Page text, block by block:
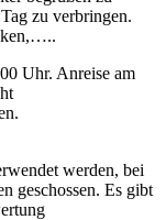
zu verbringen.
Uhr. Anreise am
werden, bei
geschossen. Es gibt